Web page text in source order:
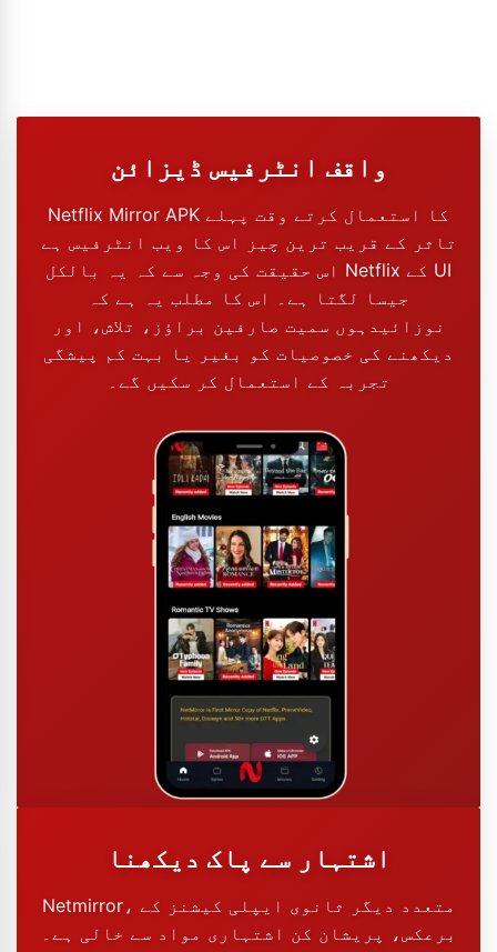
واقف انٹرفیس ڈیزائن
Netflix Mirror APK کا استعمال کرتے وقت پہلے
تاثر کے قریب ترین چیز اس کا ویب انٹرفیس ہے
اس حقیقت کی وجہ سے کہ یہ بالکل Netflix کے UI
جیسا لگتا ہے۔ اس کا مطلب یہ ہے کہ
نوزائیدہوں سمیت صارفین براؤز، تلاش، اور
دیکھنے کی خصوصیات کو بغیر یا بہت کم پیشگی
تجربہ کے استعمال کر سکیں گے۔
اشتہار سے پاک دیکھنا
Netmirror، متعدد دیگر ثانوی ایپلی کیشنز کے
برعکس، پریشان کن اشتہاری مواد سے خالی ہے۔